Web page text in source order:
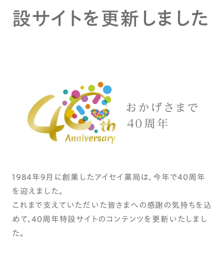
設サイトを更新しました
1984年9月に創業したアイセイ薬局は、今年で40周年
を迎えました。
これまで支えていただいた皆さまへの感謝の気持ちを込
めて、40周年特設サイトのコンテンツを更新いたしまし
た。